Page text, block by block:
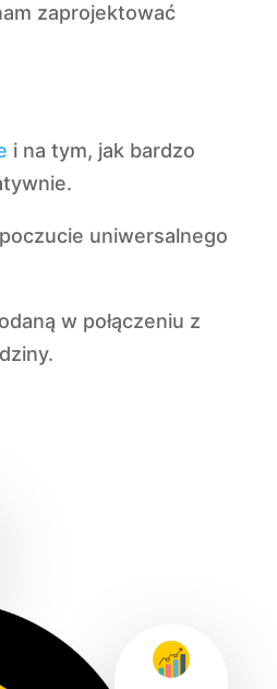
zaprojektować
i na tym, jak bardzo
uniwersalnego
w połączeniu z